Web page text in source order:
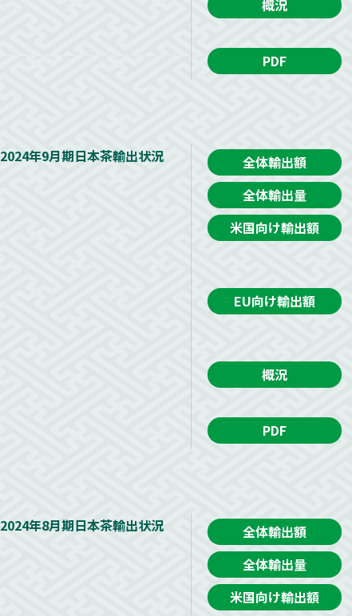
概況
PDF
2024年9月期日本茶輸出状況 全体輸出額
全体輸出量
米国向け輸出額
EU向け輸出額
概況
PDF
2024年8月期日本茶輸出状況 全体輸出額
全体輸出量
米国向け輸出額